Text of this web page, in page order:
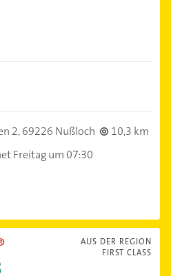
2,69226 Nußloch
10,3 km
Freitag um 07:30
AUS DER REGION
FIRST CLASS